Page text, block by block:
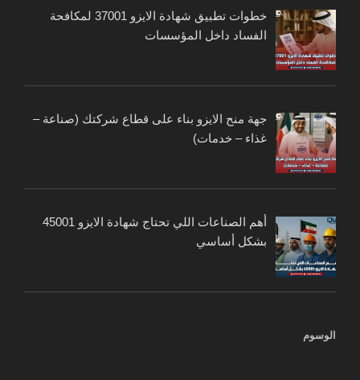
خطوات تطبيق شهادة الايزو 37001 لمكافحة
الفساد داخل المؤسسات
جهة منح الايزو بناء على قطاع شركتك (صناعة –
غذاء – خدمات)
أهم الصناعات اللي تحتاج شهادة الايزو 45001
بشكل أساسي
الوسوم